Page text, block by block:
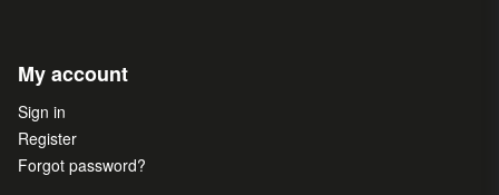
My account
Sign in
Register
Forgot password?